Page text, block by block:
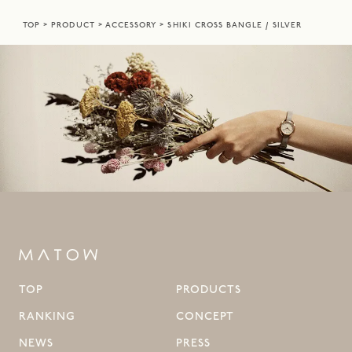
TOP PRODUCT ACCESSORY SHIKI CROSS BANGLE / SILVER
TOP
PRODUCTS
RANKING
CONCEPT
NEWS
PRESS